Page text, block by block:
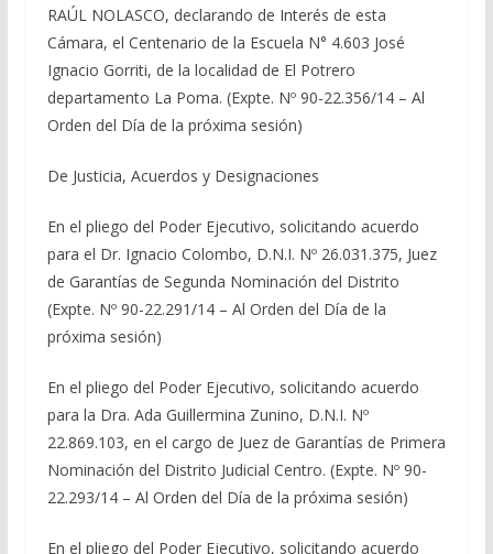
RAÚL NOLASCO, declarando de Interés de esta
Cámara, el Centenario de la Escuela N° 4.603 José
Ignacio Gorriti, de la localidad de El Potrero
departamento La Poma. (Expte. Nº 90-22.356/14 – Al
Orden del Día de la próxima sesión)
De Justicia, Acuerdos y Designaciones
En el pliego del Poder Ejecutivo, solicitando acuerdo
para el Dr. Ignacio Colombo, D.N.I. Nº 26.031.375, Juez
de Garantías de Segunda Nominación del Distrito
(Expte. Nº 90-22.291/14 – Al Orden del Día de la
próxima sesión)
En el pliego del Poder Ejecutivo, solicitando acuerdo
para la Dra. Ada Guillermina Zunino, D.N.I. Nº
22.869.103, en el cargo de Juez de Garantías de Primera
Nominación del Distrito Judicial Centro. (Expte. Nº 90-
22.293/14 – Al Orden del Día de la próxima sesión)
En el pliego del Poder Ejecutivo, solicitando acuerdo